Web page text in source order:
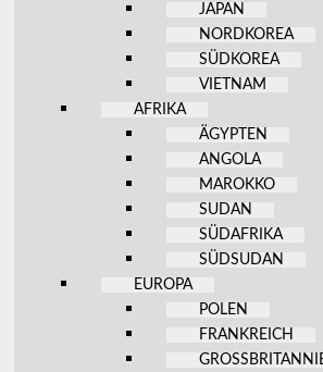
JAPAN
NORDKOREA
SÜDKOREA
VIETNAM
AFRIKA
ÄGYPTEN
ANGOLA
MAROKKO
SUDAN
SÜDAFRIKA
SÜDSUDAN
EUROPA
POLEN
FRANKREICH